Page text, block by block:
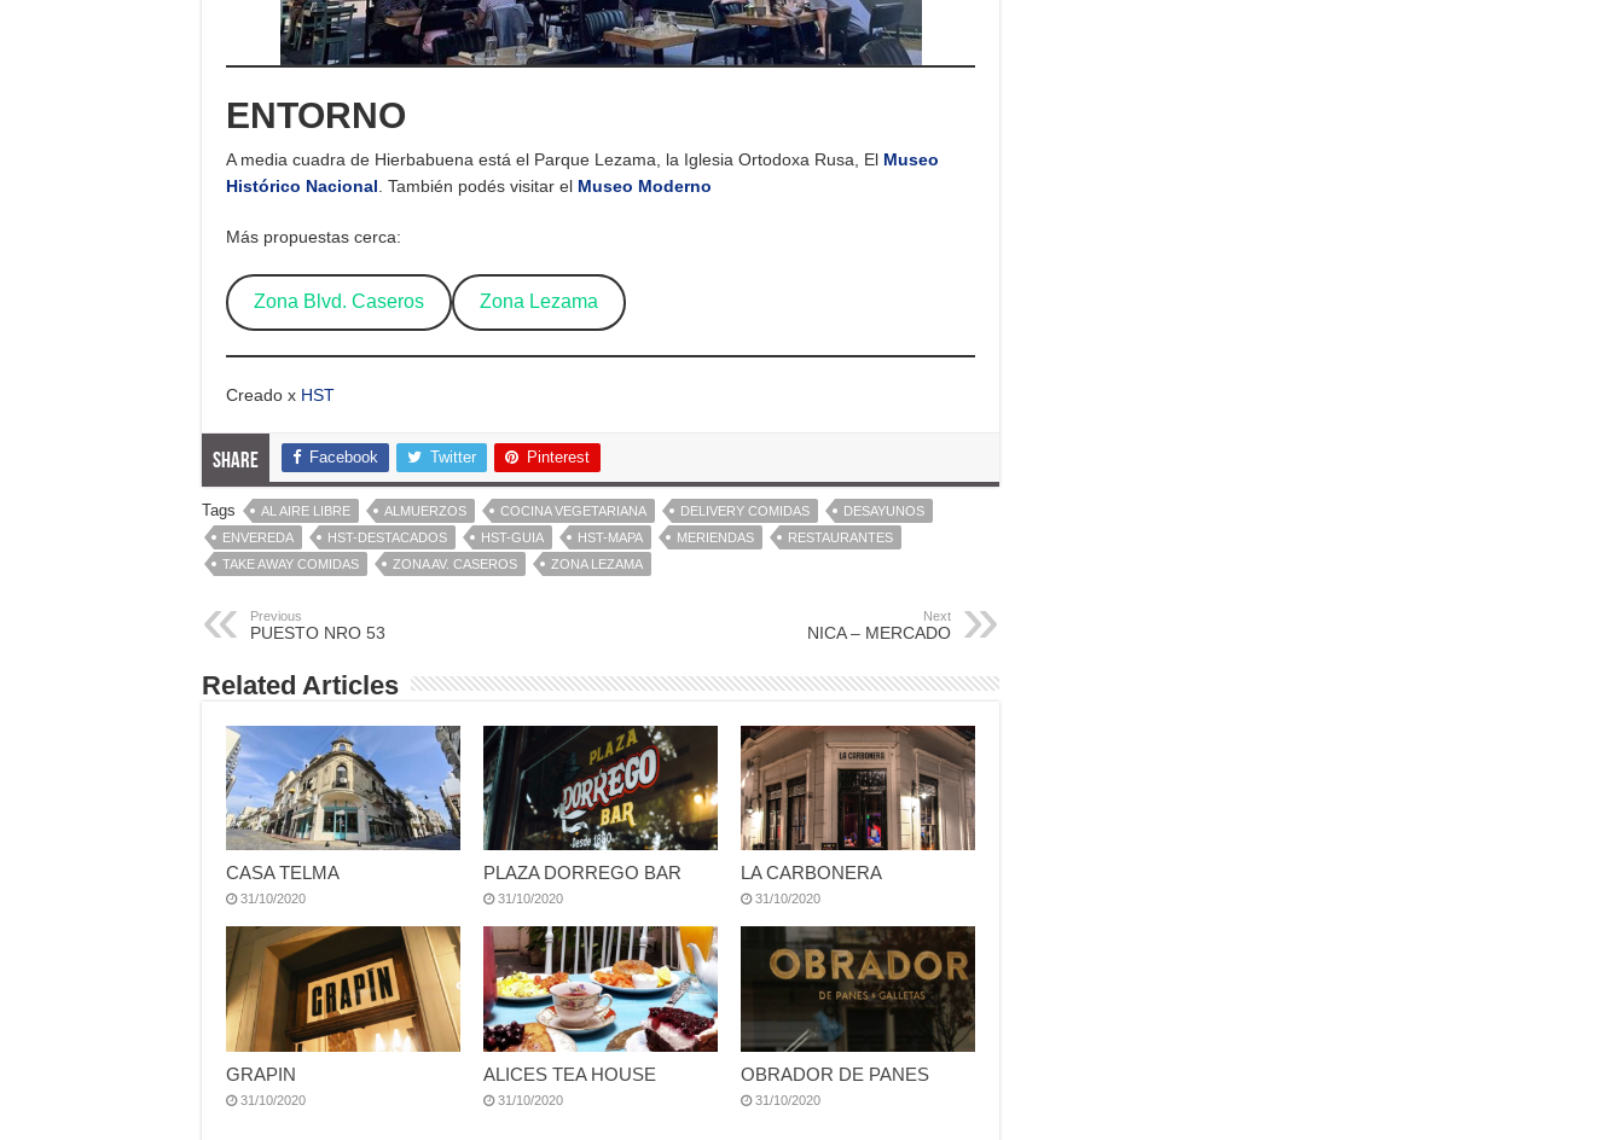
ENTORNO
A media cuadra de Hierbabuena está el Parque Lezama, la Iglesia Ortodoxa Rusa, El Museo
Histórico Nacional . También podés visitar el Museo Moderno
Más propuestas cerca:
Zona Blvd. Caseros Zona Lezama
Creado x HST
Share Facebook Twitter Pinterest
Tags AL AIRE LIBRE ALMUERZOS COCINA VEGETARIANA DELIVERY COMIDAS
DESAYUNOS
ENVEREDA
HST-DESTACADOS HST-GUIA HST-MAPA MERIENDAS
RESTAURANTES
TAKE AWAY COMIDAS
ZONA AV. CASEROS ZONA LEZAMA
Previous
PUESTO NRO 53
Next
NICA – MERCADO
Related Articles
CASA TELMA
31/10/2020
PLAZA DORREGO BAR
31/10/2020
LA CARBONERA
31/10/2020
GRAPIN
31/10/2020
ALICES TEA HOUSE
31/10/2020
OBRADOR DE PANES
31/10/2020